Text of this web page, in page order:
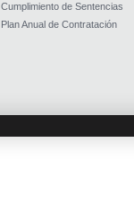
Cumplimiento de Sentencias
Plan Anual de Contratación